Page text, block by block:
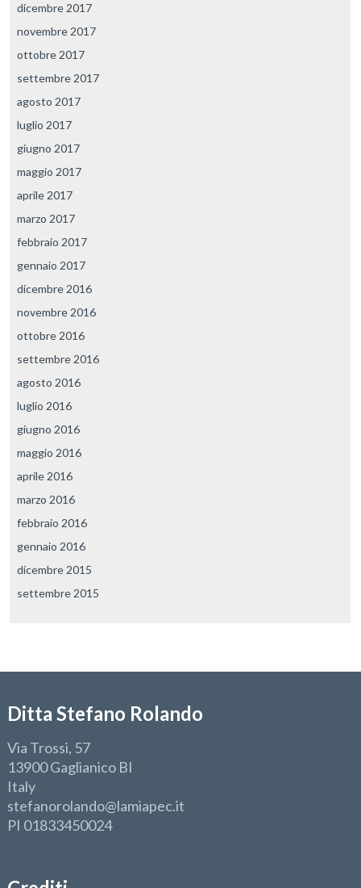
dicembre 2017
novembre 2017
ottobre 2017
settembre 2017
agosto 2017
luglio 2017
giugno 2017
maggio 2017
aprile 2017
marzo 2017
febbraio 2017
gennaio 2017
dicembre 2016
novembre 2016
ottobre 2016
settembre 2016
agosto 2016
luglio 2016
giugno 2016
maggio 2016
aprile 2016
marzo 2016
febbraio 2016
gennaio 2016
dicembre 2015
settembre 2015
Ditta Stefano Rolando
Via Trossi, 57
13900 Gaglianico BI
Italy
stefanorolando@lamiapec.it
PI 01833450024